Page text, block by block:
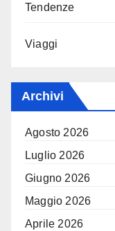
Tendenze
Viaggi
Archivi
Agosto 2026
Luglio 2026
Giugno 2026
Maggio 2026
Aprile 2026